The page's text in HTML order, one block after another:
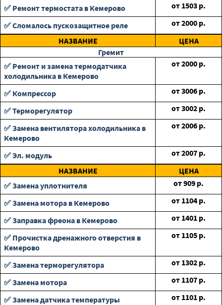
✅ Ремонт термостата в Кемерово от 1503 р.
✅ Сломалось пускозащитное реле
от2000 р.
НАЗВАНИЕ
ЦЕНА
Гремит
✅ Ремонт и замена термодатчика
холодильника в Кемерово
от2000 р.
✅ Компрессор от3006 р.
✅ Терморегулятор
от3002 р.
✅ Замена вентилятора холодильника в
Кемерово
от2006 р.
✅ Эл. модуль от2007 р.
НАЗВАНИЕ
ЦЕНА
✅ Замена уплотнителя
от909 р.
✅ Замена мотора в Кемерово
от 1104 р.
✅ Заправка фреона в Кемерово
от 1401 р.
✅ Прочистка дренажного отверстия в
Кемерово
от 1105 р.
✅ Замена терморегулятора от 1302 р.
✅ Замена мотора
от 1107 р.
✅ Замена датчика температуры
от 1101 р.